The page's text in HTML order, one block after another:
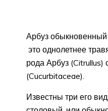
Арбуз обыкновенный
это однолетнее
рода Арбуз
(Cucurbitaceae).
Известны три его